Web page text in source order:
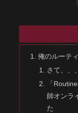
俺のルーテ
さて、、、
「
師オンラ
た